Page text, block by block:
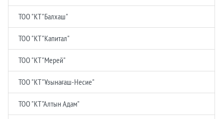
ТОО "КТ "Балхаш"
ТОО "КТ "Капитал"
ТОО "КТ "Мерей"
ТОО "КТ "Ұзынағаш-Несие"
ТОО "КТ "Алтын Адам"